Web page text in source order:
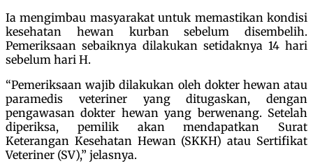
Ia mengimbau masyarakat untuk memastikan kondisi
kesehatan hewan kurban sebelum disembelih.
Pemeriksaan sebaiknya dilakukan setidaknya 14 hari
sebelum hari H.
“Pemeriksaan wajib dilakukan oleh dokter hewan atau
paramedis veteriner yang ditugaskan, dengan
pengawasan dokter hewan yang berwenang. Setelah
diperiksa, pemilik akan mendapatkan Surat
Keterangan Kesehatan Hewan (SKKH) atau Sertifikat
Veteriner (SV),” jelasnya.